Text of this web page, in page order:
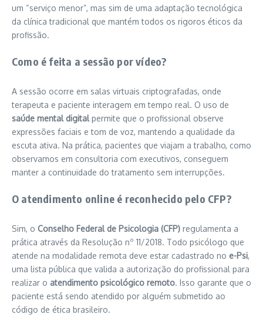
um “serviço menor”, mas sim de uma adaptação tecnológica
da clínica tradicional que mantém todos os rigoros éticos da
profissão.
Como é feita a sessão por vídeo?
A sessão ocorre em salas virtuais criptografadas, onde
terapeuta e paciente interagem em tempo real. O uso de
saúde mental digitalpermite que o profissional observe
expressões faciais e tom de voz, mantendo a qualidade da
escuta ativa. Na prática, pacientes que viajam a trabalho, como
observamos em consultoria com executivos, conseguem
manter a continuidade do tratamento sem interrupções.
O atendimento online é reconhecido pelo CFP?
Sim, o Conselho Federal de Psicologia (CFP) regulamenta a
prática através da Resolução nº 11/2018. Todo psicólogo que
atende na modalidade remota deve estar cadastrado no e-Psi,
uma lista pública que valida a autorização do profissional para
realizar o atendimento psicológico remoto. Isso garante que o
paciente está sendo atendido por alguém submetido ao
código de ética brasileiro.